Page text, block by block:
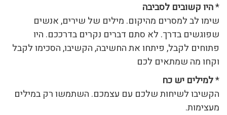
*היו קשובים לסביבה
שימו לב למסרים מהיקום. מילים של שירים, אנשים
שפוגשים בדרך. לא סתם דברים נקרים בדרככם. היו
פתוחים לקבל, פיתחו את החשיבה, הקשיבו, הסכימו לקבל
וקחו מה שמתאים לכם
*למילים יש כח
הקשיבו לשיחות שלכם עם עצמכם. השתמשו רק במילים
מעצימות.